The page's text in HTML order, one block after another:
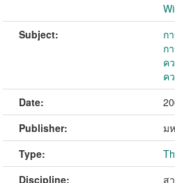
Subject:
ก
ก
ค
ค
Date:
Publisher:
ม
Type:
Discipline:
ส